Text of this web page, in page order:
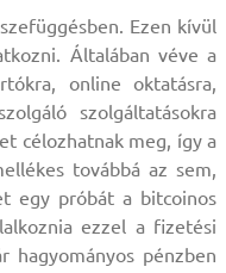
Ezen kívül
Általában véve a
online oktatásra,
szolgáltatásokra
célozhatnak meg, így a
továbbá az sem,
egy próbát a bitcoinos
ezzel a fizetési
hagyományos pénzben